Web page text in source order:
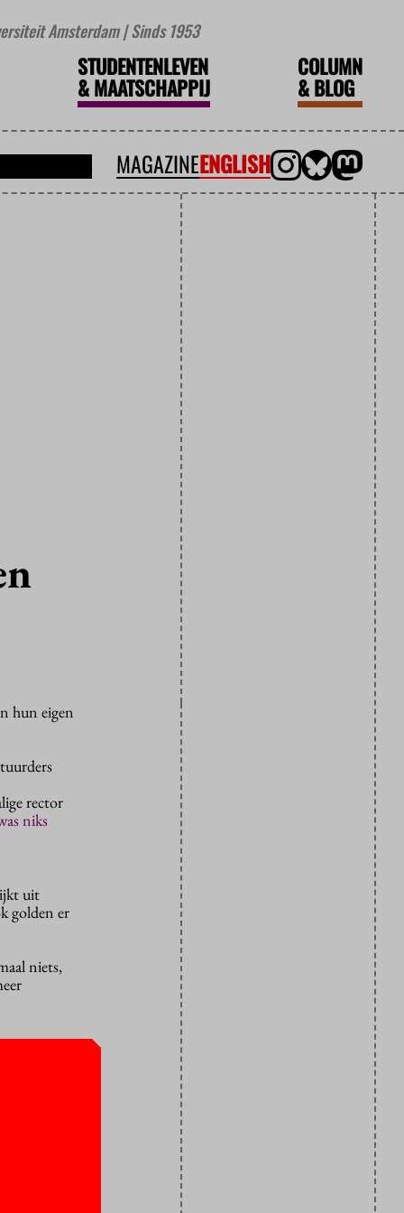
Amsterdam | Sinds 1953
STUDENTENLEVEN
&MAATSCHAPPIJ
COLUMN
&BLOG
MAGAZINEENGLISH
hun eigen
rector
niks
uit
golden er
niets,
mee
kan
(met